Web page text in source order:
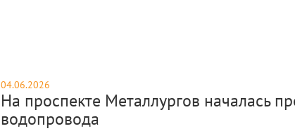
04.06.2026
На проспекте Металлургов началась
водопровода